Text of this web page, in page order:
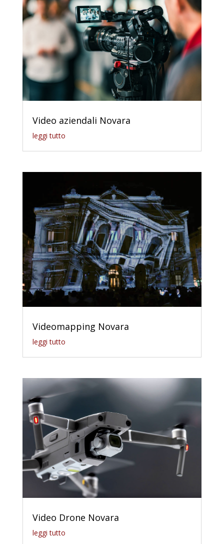
Video aziendali Novara
leggi tutto
Videomapping Novara
leggi tutto
Video Drone Novara
leggi tutto